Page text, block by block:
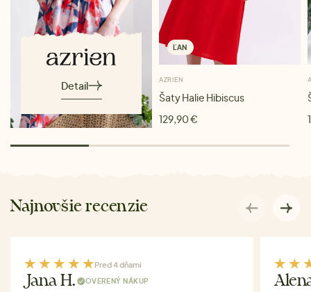
Detail
ĽAN
AZRIEN
Šaty Halie Hibiscus
129,90 €
Najnovšie recenzie
Pred 4 dňami
Jana H. OVERENÝ NÁKUP